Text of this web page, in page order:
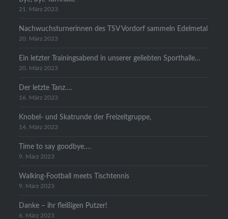
21. März 2023
Nachwuchsturnerinnen des TSV Vordorf sammeln Edelmetal
20. März 2023
Ein letzter Trainingsabend in unserer geliebten Sporthalle…
20. März 2023
Der letzte Tanz….
16. März 2023
Knobel- und Skatrunde der Freizeitgruppe,
14. März 2023
Time to say goodbye….
9. März 2023
Walking-Football meets Tischtennis
9. März 2023
Danke – ihr fleißigen Putzer!
6. März 2023